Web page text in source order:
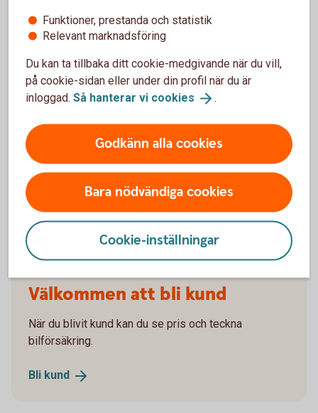
När slutar den tidigare ägarens försäkring att
gälla?
Om man övningskör och olyckan är framme,
täcker bilförsäkringen då?
Täcker försäkringen viltolyckor?
Vilka bilar har en vagnskadegaranti?
Välkommen att bli kund
När du blivit kund kan du se pris och teckna
bilförsäkring.
Bli kund
Funktioner, prestanda och statistik
Relevant marknadsföring
Du kan ta tillbaka ditt cookie-medgivande när du vill,
på cookie-sidan eller under din profil när du är
inloggad. Så hanterar vi cookies .
Godkänn alla cookies
Bara nödvändiga cookies
Cookie-inställningar